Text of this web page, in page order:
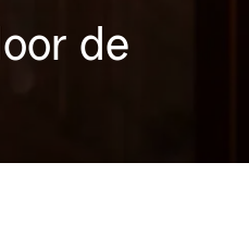
de